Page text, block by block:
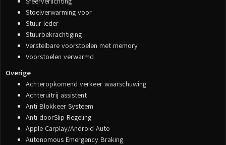
Stoelverwarming voor
Stuur leder
Stuurbekrachtiging
Verstelbare voorstoelen met memory
Voorstoelen verwarmd
Overige
Achteropkomend verkeer waarschuwing
Achteruitrij assistent
Anti Blokkeer Systeem
Anti doorSlip Regeling
Apple Carplay/Android Auto
Autonomous Emergency Braking